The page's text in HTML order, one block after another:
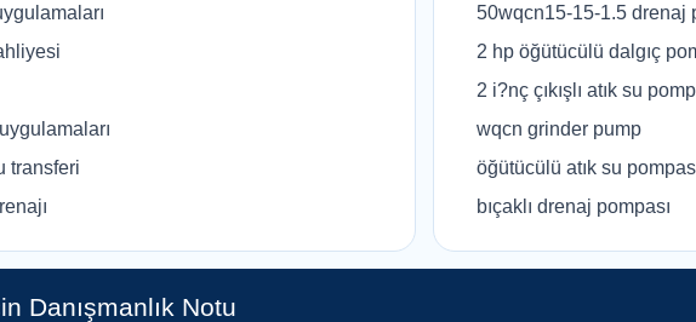
transferi
50wqcn15-15-1.5 drenaj
2 hp öğütücülü dalgıç
2 i?nç çıkışlı atık su
wqcn grinder pump
öğütücülü atık su
bıçaklı drenaj pompası
Danışmanlık Notu